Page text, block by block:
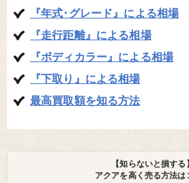
『年式･グレード』による相場
『走行距離』による相場
『ボディカラー』による相場
『下取り』による相場
最高買取額を知る方法
【知らないと損する】
アクアを高く売る方法は